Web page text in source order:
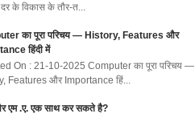
दर के विकास के तौर-त...
का पूरा परिचय — History, Features और
हिंदी में
On : 21-10-2025 Computer का पूरा परिचय —
Features और Importance हिं...
एम .ए. एक साथ कर सकते है?